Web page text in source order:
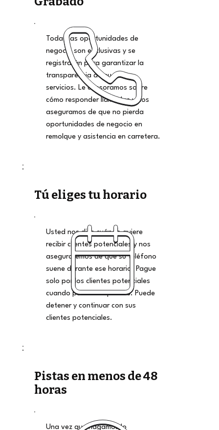
Todas las oportunidades de
negocio son exclusivas y se
registrarán para garantizar la
transparencia de nuestros
servicios. Le asesoramos sobre
cómo responder llamadas y nos
aseguramos de que no pierda
oportunidades de negocio en
remolque y asistencia en carretera.
Tú eliges tu horario
Usted nos dice cuándo quiere
recibir clientes potenciales y nos
aseguraremos de que su teléfono
suene durante ese horario. Pague
solo por los clientes potenciales
cuando pueda aceptarlos. Puede
detener y continuar con sus
clientes potenciales.
Pistas en menos de 48
horas
Una vez que hagamos lo